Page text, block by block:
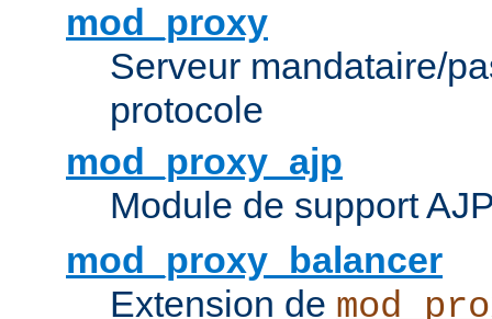
mod_proxy
Serveur mandataire/
protocole
mod_proxy_ajp
Module de support
mod_proxy_balancer
Extension de